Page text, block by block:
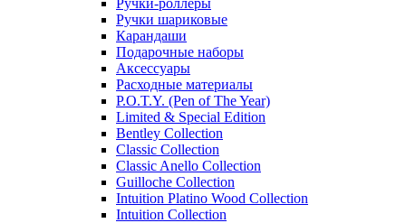
Ручки-роллеры
Ручки шариковые
Карандаши
Подарочные наборы
Аксессуары
Расходные материалы
P.O.T.Y. (Pen of The Year)
Limited & Special Edition
Bentley Collection
Classic Collection
Classic Anello Collection
Guilloche Collection
Intuition Platino Wood Collection
Intuition Collection